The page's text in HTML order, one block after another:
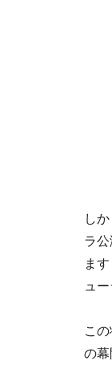
し
ラ
ま
ュ
こ
の幕